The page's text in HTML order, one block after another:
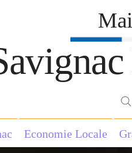
Economie Locale